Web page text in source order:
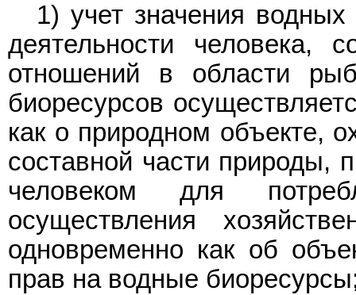
1) учет значения
деятельности человека,
отношений в области
биоресурсов
как о природном объекте,
составной части природы,
человеком для
осуществления
одновременно как об
прав на водные